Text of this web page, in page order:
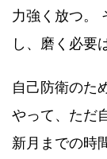
力強く放つ。
し、磨く必要
自己防衛のた
やって、ただ
新月までの時